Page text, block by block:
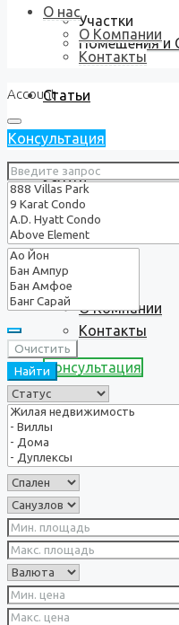
Участки
Помещения и
Статьи
Услуги
О нас
О Компании
Контакты
Консультация
О нас
О Компании
Контакты
Account
Консультация
Очистить
Найти